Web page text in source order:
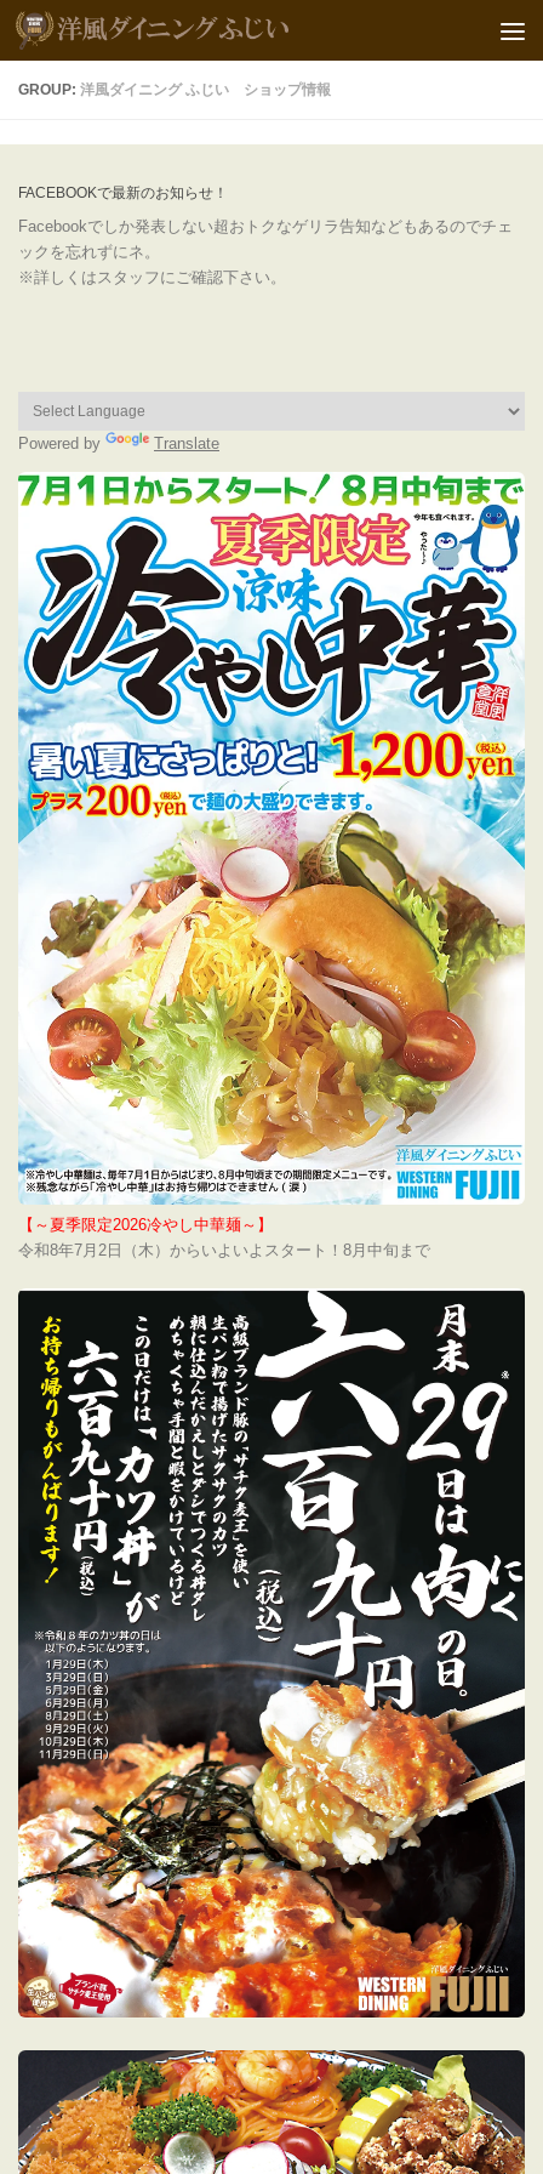
GROUP: 洋風ダイニング ふじい ショップ情報
FACEBOOKで最新のお知らせ！
Facebookでしか発表しない超おトクなゲリラ告知などもあるのでチェ
ックを忘れずにネ。
※詳しくはスタッフにご確認下さい。
Powered by Translate
【～夏季限定2026冷やし中華麺～】
令和8年7月2日（木）からいよいよスタート！8月中旬まで